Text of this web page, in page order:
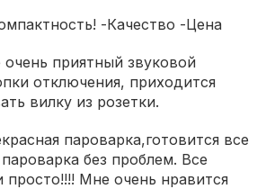
-Качество -Цена
очень приятный звуковой
отключения, приходится
вилку из розетки.
пароварка,готовится все
без проблем. Все
просто!!!! Мне очень нравится